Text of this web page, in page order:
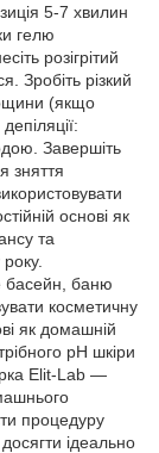
5-7 хвилин
гелю
розігрітий
Зробіть різкий
(якщо
Завершіть
зняття
основі як
та
басейн, баню
косметичну
як домашній
pH шкіри
Elit-Lab —
процедуру
ідеально